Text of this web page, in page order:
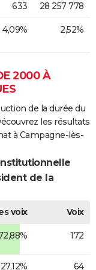
633 28 257 778
4,09% 2,52%
2000 À
de la durée du
les résultats
à Campagne-lès-
de la
voix
Voix
172
27,12% 64